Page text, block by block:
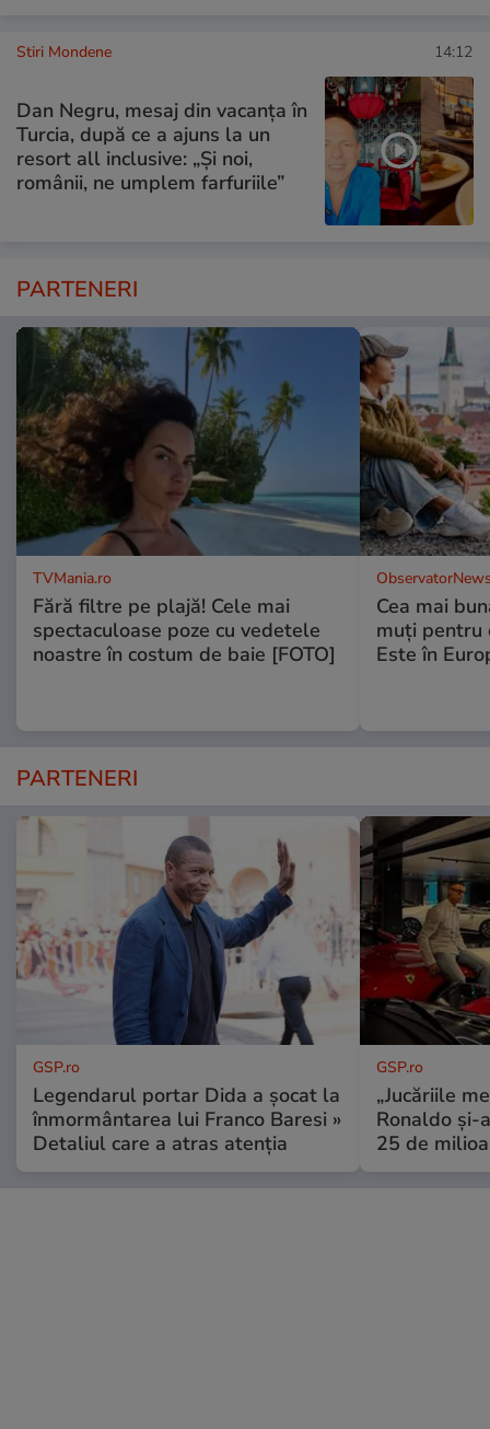
Stiri Mondene 14:12
Dan Negru, mesaj din vacanța în
Turcia, după ce a ajuns la un
resort all inclusive: „Și noi,
românii, ne umplem farfuriile”
PARTENERI
TVMania.ro
Fără filtre pe plajă! Cele mai
spectaculoase poze cu vedetele
noastre în costum de baie [FOTO]
Cea mai
muţi pentru
Este în
PARTENERI
GSP.ro
Legendarul portar Dida a șocat la
înmormântarea lui Franco Baresi »
Detaliul care a atras atenția
GSP.ro
„Jucăriile
Ronaldo și-
25 de